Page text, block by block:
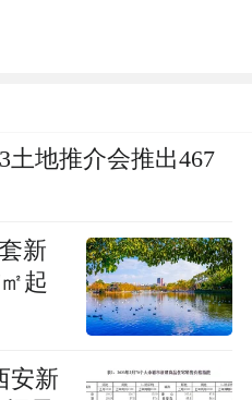
土地推介会推出467
新
起
安新